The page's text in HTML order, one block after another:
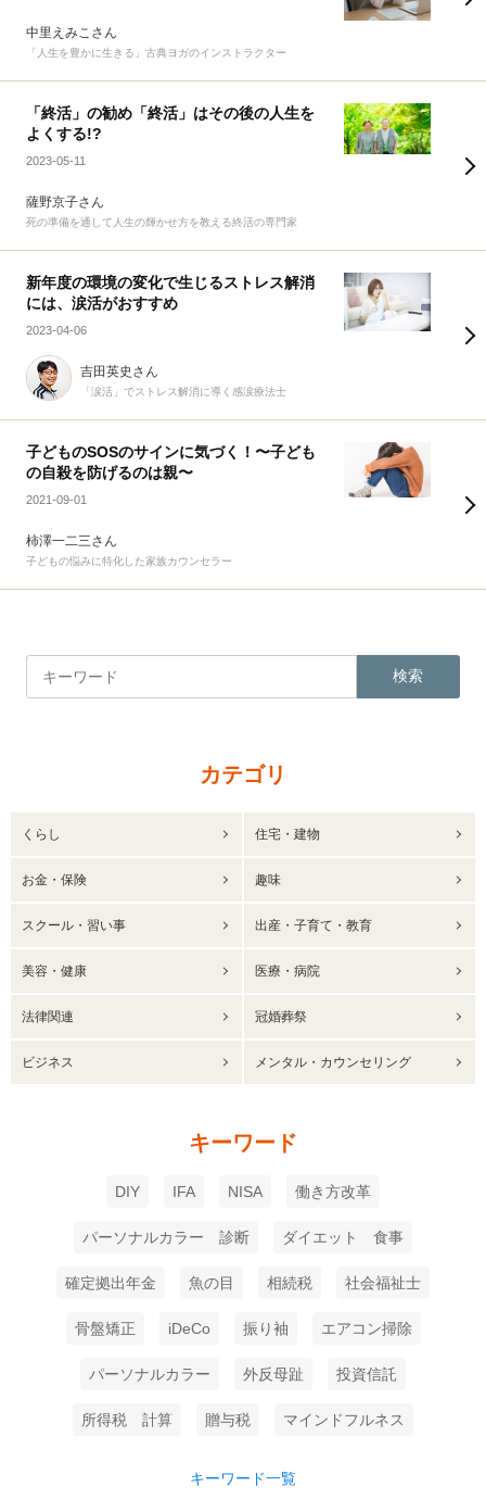
中里えみこさん
「人生を豊かに生きる」古典ヨガのインストラクター
「終活」の勧め「終活」はその後の人生を
よくする!?
2023-05-11
薩野京子さん
死の準備を通して人生の輝かせ方を教える終活の専門家
新年度の環境の変化で生じるストレス解消
には、涙活がおすすめ
2023-04-06
吉田英史さん
「涙活」でストレス解消に導く感涙療法士
子どものSOSのサインに気づく！〜子ども
の自殺を防げるのは親〜
2021-09-01
柿澤一二三さん
子どもの悩みに特化した家族カウンセラー
検索
カテゴリ
くらし 住宅・建物
お金・保険 趣味
スクール・習い事 出産・子育て・教育
美容・健康 医療・病院
法律関連 冠婚葬祭
ビジネス メンタル・カウンセリング
キーワード
DIY IFA NISA 働き方改革
パーソナルカラー 診断 ダイエット 食事
確定拠出年金 魚の目 相続税 社会福祉士
骨盤矯正 iDeCo 振り袖 エアコン掃除
パーソナルカラー 外反母趾 投資信託
所得税 計算 贈与税 マインドフルネス
キーワード一覧